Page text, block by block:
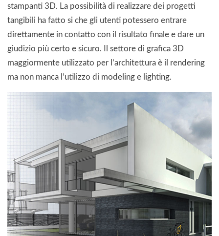
stampanti 3D. La possibilità di realizzare dei progetti
tangibili ha fatto si che gli utenti potessero entrare
direttamente in contatto con il risultato finale e dare un
giudizio più certo e sicuro. Il settore di grafica 3D
maggiormente utilizzato per l’architettura è il rendering
ma non manca l’utilizzo di modeling e lighting.